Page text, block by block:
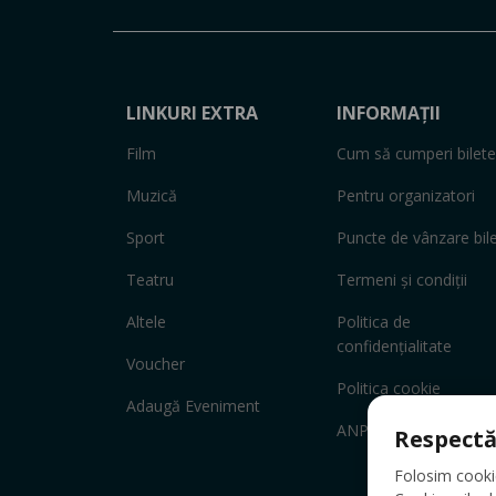
LINKURI EXTRA
Film
Muzică
Sport
Teatru
Altele
Voucher
Adaugă Eveniment
INFORMAȚII
Cum să cumperi bilete
Pentru organizatori
Puncte de vânzare
Termeni și condiții
Politica de
confidențialitate
Politica cookie
ANPC
Folosim